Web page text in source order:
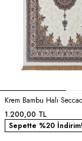
Krem Bambu Halı
1.200,00 TL
Sepette %20 İndirim!